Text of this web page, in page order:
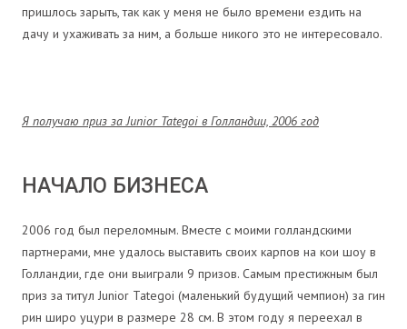
пришлось зарыть, так как у меня не было времени ездить на
дачу и ухаживать за ним, а больше никого это не интересовало.
Я получаю приз за Junior Tategoi в Голландии, 2006 год
НАЧАЛО БИЗНЕСА
2006 год был переломным. Вместе с моими голландскими
партнерами, мне удалось выставить своих карпов на кои шоу в
Голландии, где они выиграли 9 призов. Самым престижным был
приз за титул Junior Tategoi (маленький будущий чемпион) за гин
рин широ уцури в размере 28 см. В этом году я переехал в